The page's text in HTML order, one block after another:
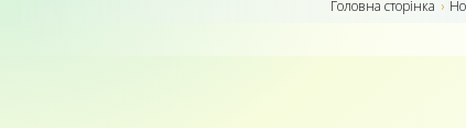
Головна сторiнка ›